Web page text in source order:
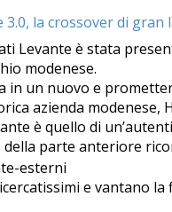
la crossover di gran
Levante è stata
modenese.
in un nuovo e
azienda modenese,
è quello di
della parte anteriore
e vantano